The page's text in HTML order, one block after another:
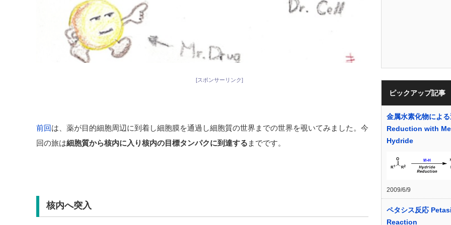
[スポンサーリンク]
前回は、薬が目的細胞周辺に到着し細胞膜を通過し細胞質の世界までの世界を覗いてみました。今
回の旅は細胞質から核内に入り核内の目標タンパクに到達する までです。
核内へ突入
ピックアップ記事
金属水素化物によ
Reduction with
Hydride
2009/6/9
ペタシス反応
Reaction